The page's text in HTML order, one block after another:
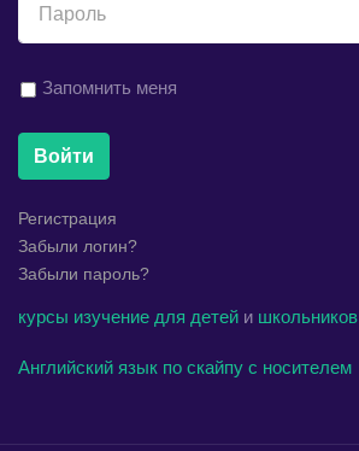
Запомнить меня
Войти
Регистрация
Забыли логин?
Забыли пароль?
курсы изучение для детей и школьников
Английский язык по скайпу с носителем